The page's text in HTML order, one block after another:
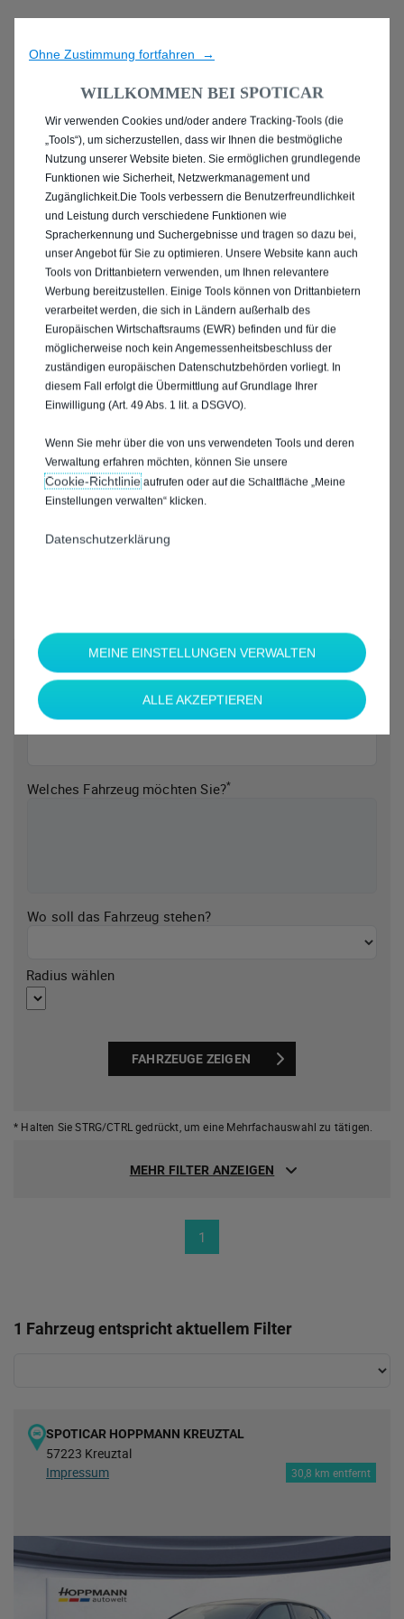
ENTDECKEN SIE ALLE
GEBRAUCHTWAGEN IN
GUMMERSBACH
Welche Marke möchten Sie?*
Welches Fahrzeug möchten Sie?*
Wo soll das Fahrzeug stehen?
Radius wählen
FAHRZEUGE ZEIGEN
* Halten Sie STRG/CTRL gedrückt, um eine Mehrfachauswahl zu tätigen.
MEHR FILTER ANZEIGEN
1
1 Fahrzeug entspricht aktuellem Filter
SPOTICAR HOPPMANN KREUZTAL
57223 Kreuztal
Impressum
30,8 km entfernt
Ohne Zustimmung fortfahren →
WILLKOMMEN BEI SPOTICAR
Wir verwenden Cookies und/oder andere Tracking-Tools (die
„Tools“), um sicherzustellen, dass wir Ihnen die bestmögliche
Nutzung unserer Website bieten. Sie ermöglichen grundlegende
Funktionen wie Sicherheit, Netzwerkmanagement und
Zugänglichkeit.Die Tools verbessern die Benutzerfreundlichkeit
und Leistung durch verschiedene Funktionen wie
Spracherkennung und Suchergebnisse und tragen so dazu bei,
unser Angebot für Sie zu optimieren. Unsere Website kann auch
Tools von Drittanbietern verwenden, um Ihnen relevantere
Werbung bereitzustellen. Einige Tools können von Drittanbietern
verarbeitet werden, die sich in Ländern außerhalb des
Europäischen Wirtschaftsraums (EWR) befinden und für die
möglicherweise noch kein Angemessenheitsbeschluss der
zuständigen europäischen Datenschutzbehörden vorliegt. In
diesem Fall erfolgt die Übermittlung auf Grundlage Ihrer
Einwilligung (Art. 49 Abs. 1 lit. a DSGVO).
Wenn Sie mehr über die von uns verwendeten Tools und deren
Verwaltung erfahren möchten, können Sie unsere
Cookie‑Richtlinieaufrufen oder auf die Schaltfläche „Meine
Einstellungen verwalten“ klicken.
Datenschutzerklärung
MEINE EINSTELLUNGEN VERWALTEN
ALLE AKZEPTIEREN